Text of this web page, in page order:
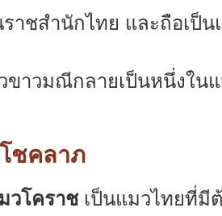
าชสำนักไทย และถือเป็
าวมณีกลายเป็นหนึ่งใน
ชคลาภ
วโคราชเป็นแมวไทยที่มี